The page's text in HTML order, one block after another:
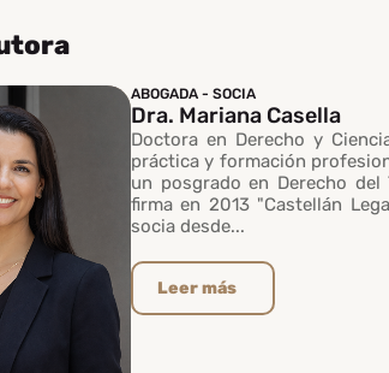
ABOGADA - SOCIA
Dra. Mariana Casella
Doctora en Derecho y
práctica y formación
un posgrado en Derecho
firma en 2013 "Castellán
socia desde...
Leer más